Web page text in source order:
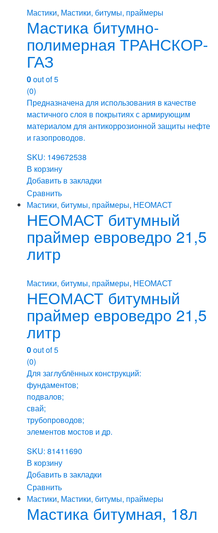
Мастики, Мастики, битумы, праймеры
Мастика битумно-
полимерная ТРАНСКОР-
ГАЗ
0out of 5
(0)
Предназначена для использования в качестве
мастичного слоя в покрытиях с армирующим
материалом для антикоррозионной защиты нефте
и газопроводов.
SKU: 149672538
В корзину
Добавить в закладки
Сравнить
Мастики, битумы, праймеры, НЕОМАСТ
НЕОМАСТ битумный
праймер евроведро 21,5
литр
Мастики, битумы, праймеры, НЕОМАСТ
НЕОМАСТ битумный
праймер евроведро 21,5
литр
0out of 5
(0)
Для заглублённых конструкций:
фундаментов;
подвалов;
свай;
трубопроводов;
элементов мостов и др.
SKU: 81411690
В корзину
Добавить в закладки
Сравнить
Мастики, Мастики, битумы, праймеры
Мастика битумная, 18л